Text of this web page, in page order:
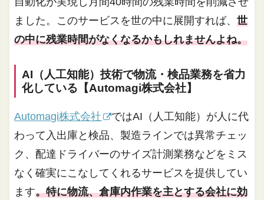
ました。このサービスを世の中に展開すれば、世
の中に残業時間がなくなるかもしれませんよね。
AI（人工知能）技術で物流・検品業務を省力
化している【Automagi株式会社】
Automagi株式会社
ではAI（人工知能）が人に代
わって入出庫と検品、製造ラインでは異常チェッ
ク、配達ドライバーのサイズ計測業務などをミス
なく確実にこなしてくれるサービスを提供してい
ます。特に物流、倉庫内作業を主とする会社に効